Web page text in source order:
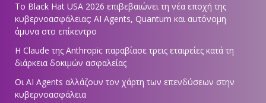
Το Black Hat USA 2026 επιβεβαιώνει τη νέα εποχή της
κυβερνοασφάλειας: AI Agents, Quantum και αυτόνομη
άμυνα στο επίκεντρο
Η Claude της Anthropic παραβίασε τρεις εταιρείες κατά τη
διάρκεια δοκιμών ασφαλείας
Οι AI Agents αλλάζουν τον χάρτη των επενδύσεων στην
κυβερνοασφάλεια